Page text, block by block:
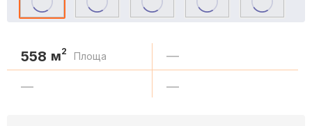
558 м2 Площа —
— —